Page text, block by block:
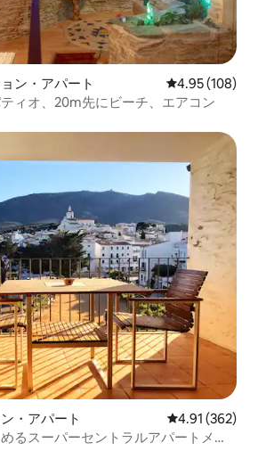
ン・アパート レビュー108
4.95 (108)
ィオ、20m先にビーチ、エアコン
・アパート レビュー362
4.91 (362)
るスーパーセントラルアパートメン